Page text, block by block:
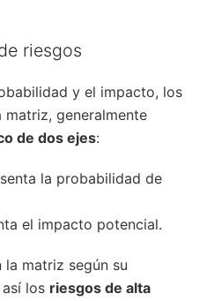
riesgos
y el impacto, los
matriz, generalmente
de dos ejes:
la probabilidad de
el impacto potencial.
matriz según su
los riesgos de alta